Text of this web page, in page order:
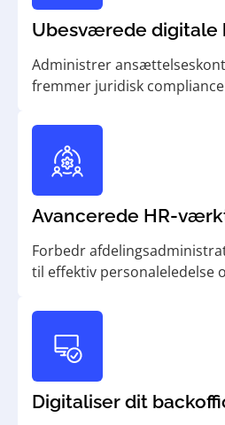
Ubesværede digitale
Administrer
fremmer juridisk
Avancerede HR-
Forbedr
til effektiv personaleledelse
Digitaliser dit